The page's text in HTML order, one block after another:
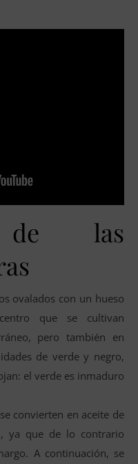
de las
ovalados con un hueso
que se cultivan
pero también en
de verde y negro,
el verde es inmaduro
convierten en aceite de
ya que de lo contrario
A continuación, se